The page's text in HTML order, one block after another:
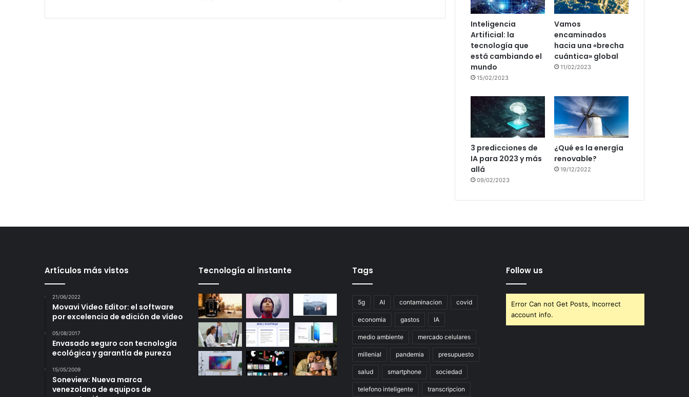
Inteligencia
Artificial: la
tecnología que
está cambiando el
mundo
15/02/2023
Vamos
encaminados
hacia una «brecha
cuántica» global
11/02/2023
3 predicciones de
IA para 2023 y más
allá
09/02/2023
¿Qué es la energía
renovable?
19/12/2022
Artículos más vistos
21/06/2022
Movavi Video Editor: el software
por excelencia de edición de vídeo
05/08/2017
Envasado seguro con tecnología
ecológica y garantía de pureza
15/05/2009
Soneview: Nueva marca
venezolana de equipos de
Tecnología al instante Tags
5g AI contaminacion covid
economia gastos IA
medio ambiente mercado celulares
millenial pandemia presupuesto
salud smartphone sociedad
telefono inteligente transcripcion
Follow us
Error Can not Get Posts, Incorrect
account info.